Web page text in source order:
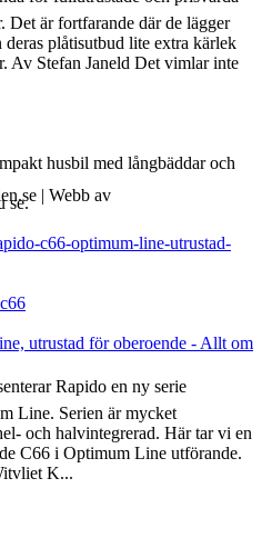
Det är fortfarande där de lägger
plåtisutbud lite extra kärlek
Av Stefan Janeld Det vimlar inte
husbil med långbäddar och
se.
c66-optimum-line-utrustad-
utrustad för oberoende - Allt om
Rapido en ny serie
Line. Serien är mycket
och halvintegrerad. Här tar vi en
C66 i Optimum Line utförande.
K...
| Webb av